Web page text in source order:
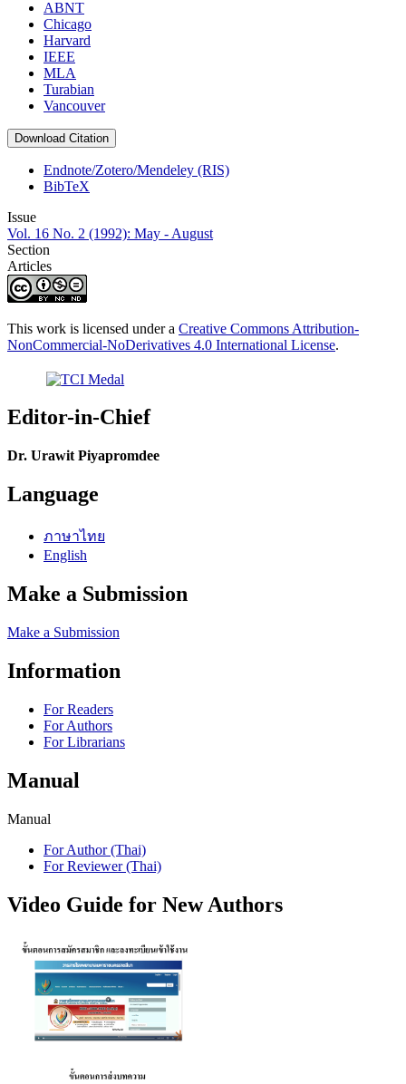
ABNT
Chicago
Harvard
IEEE
MLA
Turabian
Vancouver
Download Citation
Endnote/Zotero/Mendeley (RIS)
BibTeX
Issue
Vol. 16 No. 2 (1992): May - August
Section
Articles
This work is licensed under a Creative Commons Attribution-
NonCommercial-NoDerivatives 4.0 International License.
Editor-in-Chief
Dr. Urawit Piyapromdee
Language
ภาษาไทย
English
Make a Submission
Make a Submission
Information
For Readers
For Authors
For Librarians
Manual
Manual
For Author (Thai)
For Reviewer (Thai)
Video Guide for New Authors